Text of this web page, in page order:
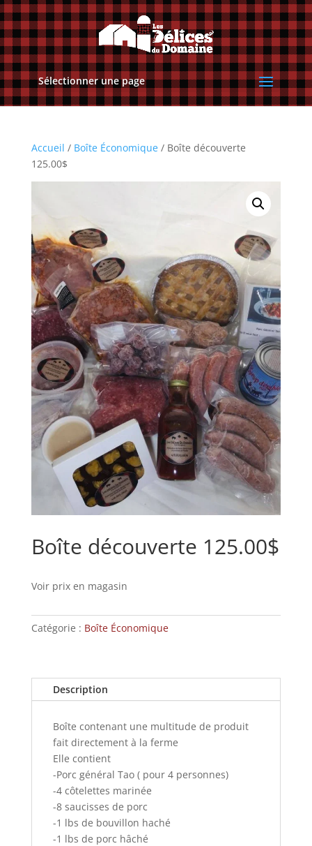
Sélectionner une page
Accueil / Boîte Économique/ Boîte découverte
125.00$
Boîte découverte 125.00$
Voir prix en magasin
Catégorie : Boîte Économique
Description
Boîte contenant une multitude de produit
fait directement à la ferme
Elle contient
-Porc général Tao ( pour 4 personnes)
-4 côtelettes marinée
-8 saucisses de porc
-1 lbs de bouvillon haché
-1 lbs de porc hâché